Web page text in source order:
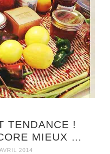
SES MOTS
29 OCTOBRE 2018
TENDANCE !
MIEUX …
2014